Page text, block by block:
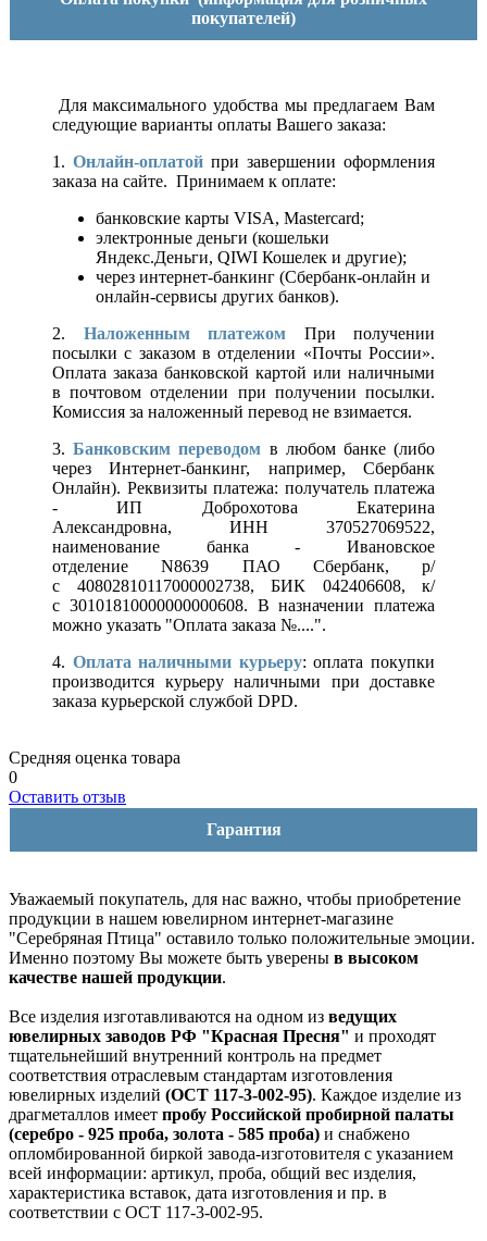
покупателей)
Для максимального удобства мы предлагаем Вам
следующие варианты оплаты Вашего заказа:
1. Онлайн-оплатой при завершении оформления
заказа на сайте. Принимаем к оплате:
банковские карты VISA, Mastercard;
электронные деньги (кошельки
Яндекс.Деньги, QIWI Кошелек и другие);
через интернет-банкинг (Сбербанк-онлайн и
онлайн-сервисы других банков).
2. Наложенным платежом При получении
посылки с заказом в отделении «Почты России».
Оплата заказа банковской картой или наличными
в почтовом отделении при получении посылки.
Комиссия за наложенный перевод не взимается.
3.Банковским переводом в любом банке (либо
через Интернет-банкинг, например, Сбербанк
Онлайн). Реквизиты платежа: получатель платежа
- ИП Доброхотова Екатерина
Александровна, ИНН 370527069522,
наименование банка - Ивановское
отделение N8639 ПАО Сбербанк, р/
с 40802810117000002738, БИК 042406608, к/
с 30101810000000000608. В назначении платежа
можно указать "Оплата заказа №....".
4. Оплата наличными курьеру: оплата покупки
производится курьеру наличными при доставке
заказа курьерской службой DPD.
Средняя оценка товара
0
Оставить отзыв
Гарантия
Уважаемый покупатель, для нас важно, чтобы приобретение
продукции в нашем ювелирном интернет-магазине
"Серебряная Птица" оставило только положительные эмоции.
Именно поэтому Вы можете быть уверены в высоком
качестве нашей продукции.
Все изделия изготавливаются на одном из ведущих
ювелирных заводов РФ "Красная Пресня" и проходят
тщательнейший внутренний контроль на предмет
соответствия отраслевым стандартам изготовления
ювелирных изделий (ОСТ 117-3-002-95). Каждое изделие из
драгметаллов имеет пробу Российской пробирной палаты
(серебро - 925 проба, золота - 585 проба) и снабжено
опломбированной биркой завода-изготовителя с указанием
всей информации: артикул, проба, общий вес изделия,
характеристика вставок, дата изготовления и пр. в
соответствии с ОСТ 117-3-002-95.